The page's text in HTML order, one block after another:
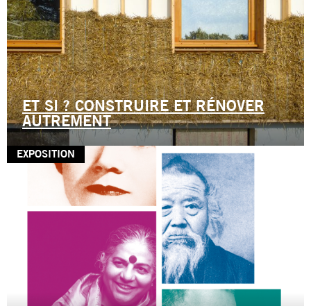
ET SI ? CONSTRUIRE ET RÉNOVER
AUTREMENT
EXPOSITION